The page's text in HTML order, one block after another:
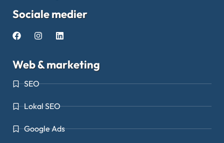
Sociale medier
Web & marketing
SEO
Lokal SEO
Google Ads